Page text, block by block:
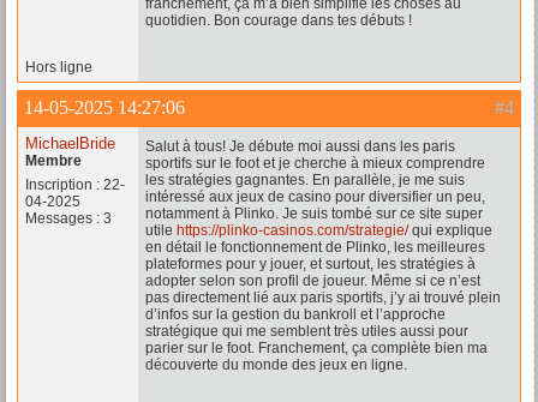
franchement, ça m’a bien simplifié les choses au
quotidien. Bon courage dans tes débuts !
Hors ligne
#4
14-05-2025 14:27:06
MichaelBride
Membre
Inscription : 22-
04-2025
Messages : 3
Salut à tous! Je débute moi aussi dans les paris
sportifs sur le foot et je cherche à mieux comprendre
les stratégies gagnantes. En parallèle, je me suis
intéressé aux jeux de casino pour diversifier un peu,
notamment à Plinko. Je suis tombé sur ce site super
utile https://plinko-casinos.com/strategie/qui explique
en détail le fonctionnement de Plinko, les meilleures
plateformes pour y jouer, et surtout, les stratégies à
adopter selon son profil de joueur. Même si ce n’est
pas directement lié aux paris sportifs, j’y ai trouvé plein
d’infos sur la gestion du bankroll et l’approche
stratégique qui me semblent très utiles aussi pour
parier sur le foot. Franchement, ça complète bien ma
découverte du monde des jeux en ligne.